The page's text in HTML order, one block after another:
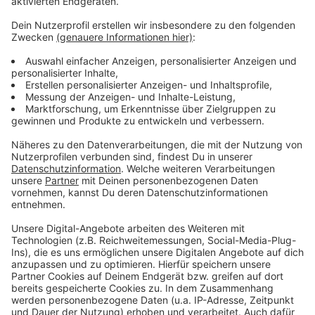
Es gibt diese Dinge im Leben, die können uns zur
Weißglut treiben. Bahnstreiks. Plötzlicher Schneefall.
Autofahren können. Menschen, die seltsame Wörter
benutzen. Wo andere sich vor Verzweiflung das
Gesicht bis zum Bauchnabel ziehen oder ihren Kopf
gegen die Wand hauen wollen, geht in eben diesem
zwischen wirren Gedanken und scharfer
Alltagsbeobachtung. Ein bisschen ausgeflippt,
meistens bunt und nie ganz ernst gemeint.